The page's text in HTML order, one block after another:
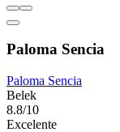
Paloma Sencia
Paloma Sencia
Belek
8.8/10
Excelente